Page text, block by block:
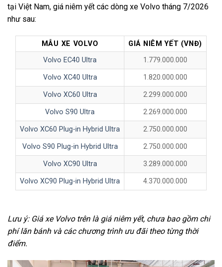
tại Việt Nam, giá niêm yết các dòng xe Volvo tháng 7/2026
như sau:
MẪU XE VOLVO
GIÁ NIÊM YẾT (VNĐ)
Volvo EC40 Ultra
1.779.000.000
Volvo XC40 Ultra 1.820.000.000
Volvo XC60 Ultra 2.299.000.000
Volvo S90 Ultra 2.269.000.000
Volvo XC60 Plug-in Hybrid Ultra 2.750.000.000
Volvo S90 Plug-in Hybrid Ultra 2.750.000.000
Volvo XC90 Ultra 3.289.000.000
Volvo XC90 Plug-in Hybrid Ultra 4.370.000.000
Lưu ý: Giá xe Volvo trên là giá niêm yết, chưa bao gồm chi
phí lăn bánh và các chương trình ưu đãi theo từng thời
điểm.